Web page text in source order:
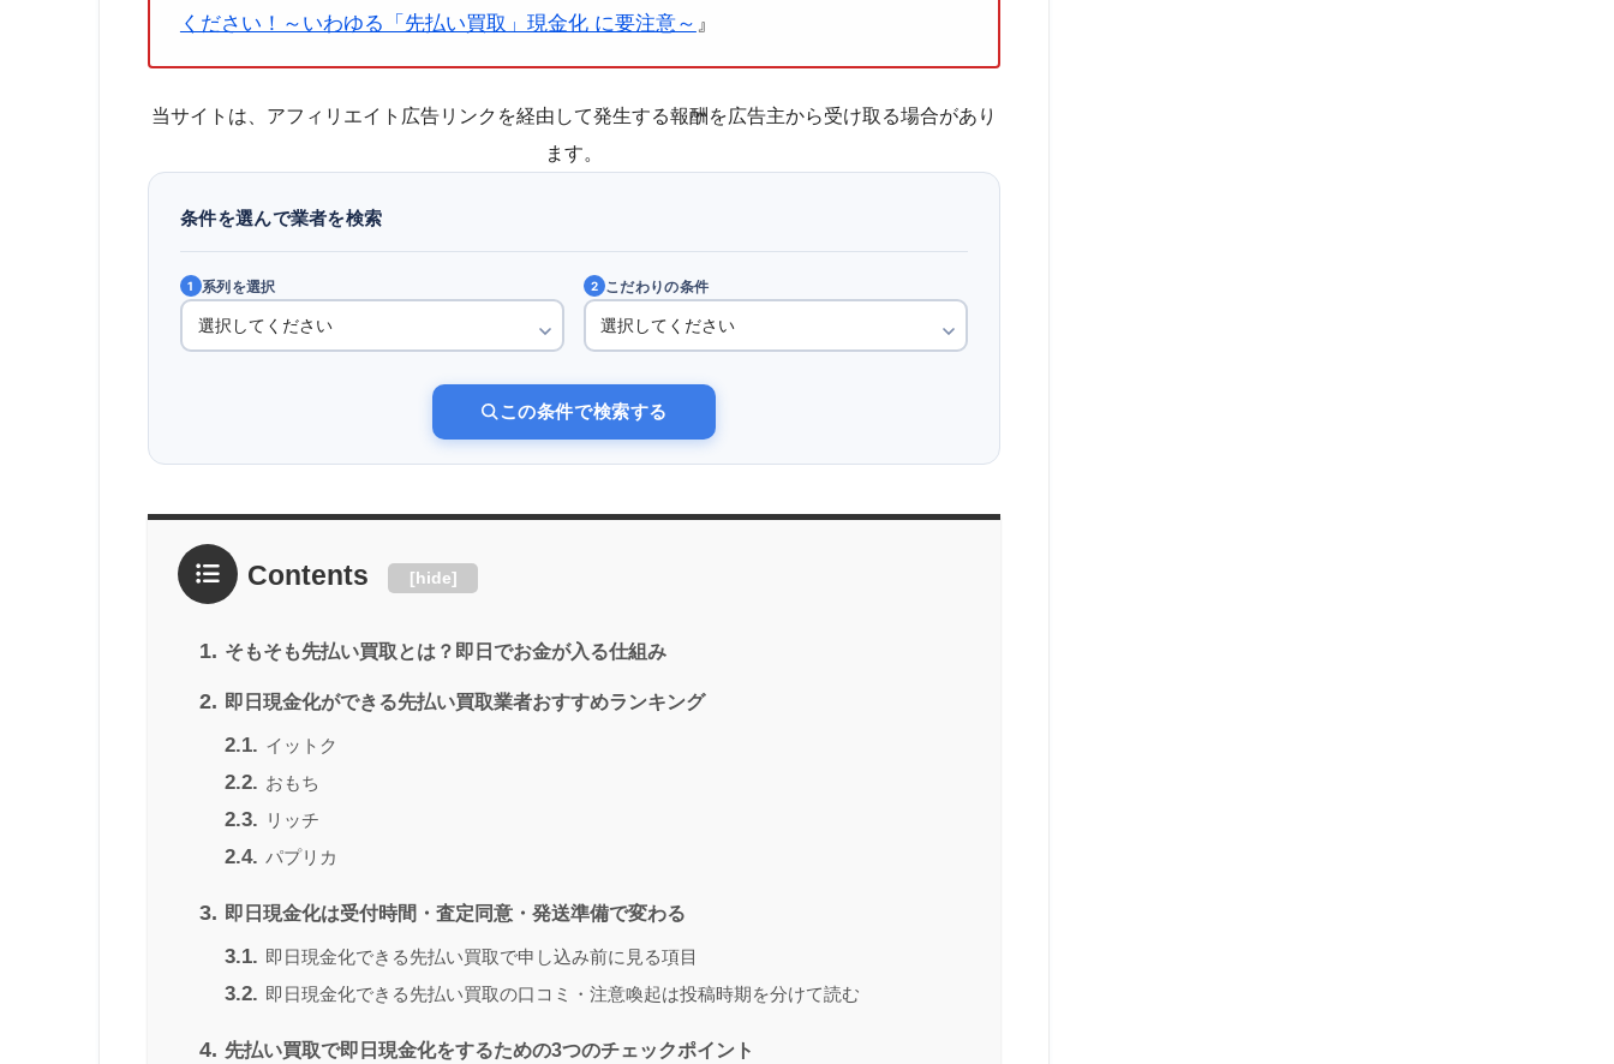
ください！～いわゆる「先払い買取」現金化 に要注意～ 』
当サイトは、アフィリエイト広告リンクを経由して発生する報酬を広告主から受け取る場合があり
ます。
条件を選んで業者を検索
1 系列を選択 2 こだわりの条件
この条件で検索する
Contents [hide]
1. そもそも先払い買取とは？即日でお金が入る仕組み
2. 即日現金化ができる先払い買取業者おすすめランキング
2.1. イットク
2.2. おもち
2.3. リッチ
2.4. パプリカ
3. 即日現金化は受付時間・査定同意・発送準備で変わる
3.1. 即日現金化できる先払い買取で申し込み前に見る項目
3.2. 即日現金化できる先払い買取の口コミ・注意喚起は投稿時期を分けて読む
4. 先払い買取で即日現金化をするための3つのチェックポイント